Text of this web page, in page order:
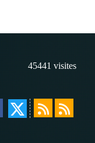
45441 visites